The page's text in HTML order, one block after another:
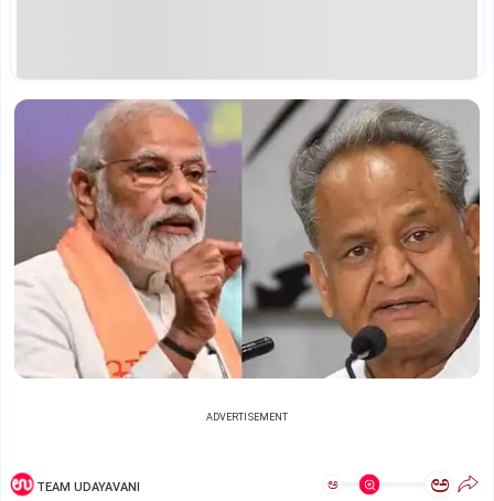
ADVERTISEMENT
TEAM UDAYAVANI ಅ ಅ